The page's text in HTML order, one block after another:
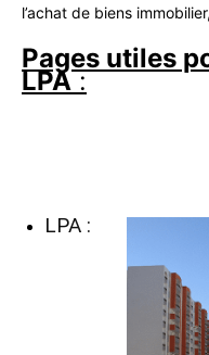
l’achat de biens
Pages utiles
LPA:
LPA :